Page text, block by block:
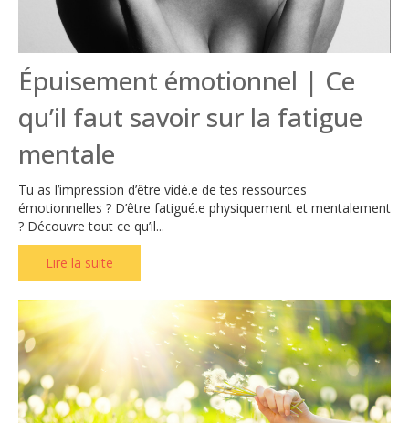
Épuisement émotionnel | Ce
qu’il faut savoir sur la fatigue
mentale
Tu as l’impression d’être vidé.e de tes ressources
émotionnelles ? D’être fatigué.e physiquement et mentalement
? Découvre tout ce qu’il...
Lire la suite